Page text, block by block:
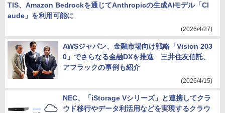
TIS、Amazon Bedrockを通じてAnthropicの生成AIモデル「Cl
aude」を利用可能に
(2026/4/27)
AWSジャパン、金融市場向け戦略「Vision 203
0」でさらなる金融DXを推進 三井住友信託、
アフラックの事例も紹介
(2026/4/15)
NEC、「iStorage Vシリーズ」と連携してクラ
ウド移行やデータ利活用などを実現するクラウ